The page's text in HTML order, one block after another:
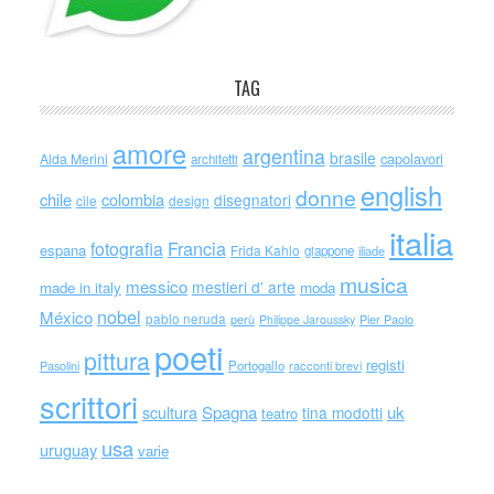
TAG
Alda Merini amore architetti argentina brasile capolavori
chile cile colombia design disegnatori donne english
espana fotografia Francia Frida Kahlo giappone iliade italia
made in italy messico mestieri d' arte moda musica
México nobel pablo neruda perù Philippe Jaroussky Pier Paolo
Pasolini pitturapoeti Portogallo racconti brevi registi
scrittori scultura Spagna teatro tina modotti uk
uruguay usa varie